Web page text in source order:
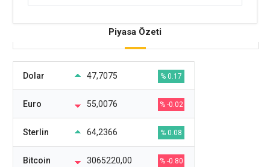
Piyasa Özeti
Dolar 47,7075 % 0.17
Euro 55,0076 % -0.02
Sterlin 64,2366 % 0.08
Bitcoin 3065220,00 % -0.80